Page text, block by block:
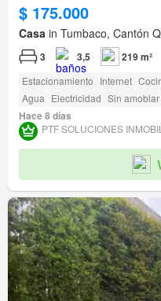
$ 175.000
Casa in Tumbaco, Cantón
3 3,5 219 m²
Estacionamiento Internet
Agua Electricidad Sin amoblar
Hace 8 días
PTF SOLUCIONES